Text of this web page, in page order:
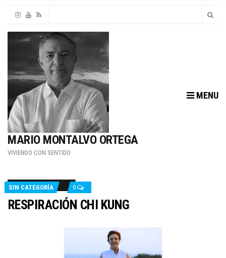
MARIO MONTALVO ORTEGA
VIVIENDO CON SENTIDO
MENU
SIN CATEGORÍA 0
RESPIRACIÓN CHI KUNG